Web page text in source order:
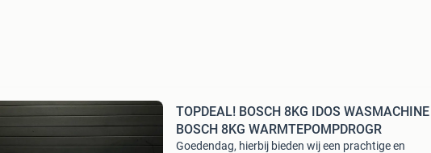
TOPDEAL! BOSCH 8KG IDOS WASMACHINE
BOSCH 8KG WARMTEPOMPDROGR
Goedendag, hierbij bieden wij een prachtige en